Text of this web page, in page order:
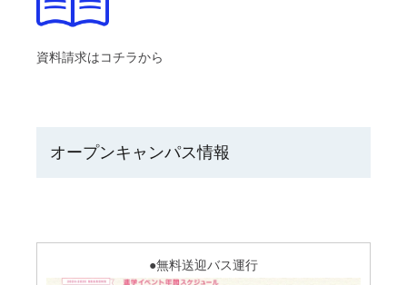
資料請求はコチラから
オープンキャンパス情報
●無料送迎バス運行